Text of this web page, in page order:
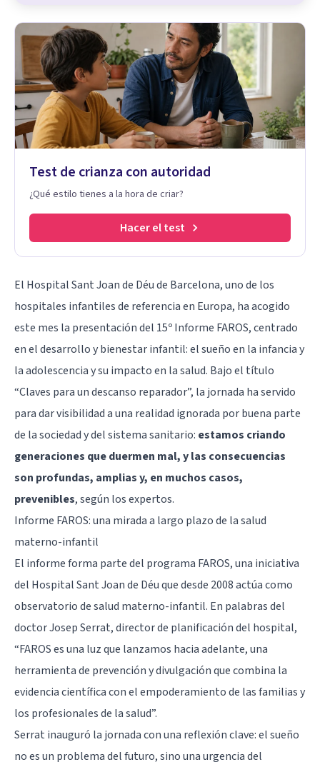
Test de crianza con autoridad
¿Qué estilo tienes a la hora de criar?
Hacer el test
El Hospital Sant Joan de Déu de Barcelona, uno de los
hospitales infantiles de referencia en Europa, ha acogido
este mes la presentación del 15º Informe FAROS, centrado
en el desarrollo y bienestar infantil: el sueño en la infancia y
la adolescencia y su impacto en la salud. Bajo el título
“Claves para un descanso reparador”, la jornada ha servido
para dar visibilidad a una realidad ignorada por buena parte
de la sociedad y del sistema sanitario: estamos criando
generaciones queduermen mal, y las consecuencias
son profundas, amplias y, en muchos casos,
prevenibles, según los expertos.
Informe FAROS: una mirada a largo plazo de la salud
materno-infantil
El informe forma parte del programa FAROS, una iniciativa
del Hospital Sant Joan de Déu que desde 2008 actúa como
observatorio de salud materno-infantil. En palabras del
doctor Josep Serrat, director de planificación del hospital,
“FAROS es una luz que lanzamos hacia adelante, una
herramienta de prevención y divulgación que combina la
evidencia científica con el empoderamiento de las familias y
los profesionales de la salud”.
Serrat inauguró la jornada con una reflexión clave: el sueño
no es un problema del futuro, sino una urgencia del